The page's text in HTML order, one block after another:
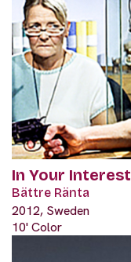
In Your Interest
Bättre Ränta
2012, Sweden
10' Color